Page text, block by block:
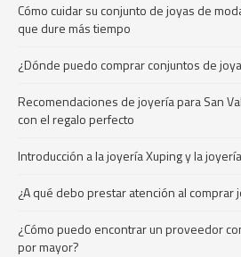
Cómo cuidar su conjunto de joyas de
que dure más tiempo
¿Dónde puedo comprar conjuntos de
Recomendaciones de joyería para San
con el regalo perfecto
Introducción a la joyería Xuping y la
¿A qué debo prestar atención al comprar
¿Cómo puedo encontrar un proveedor
por mayor?